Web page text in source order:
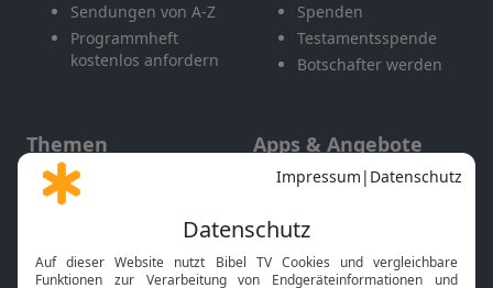
Sendungen von A-Z
Programmheft
kostenlos anfordern
Spenden
Testamentsspende
Botschafter werden
Themen
Gott und Bibel erklärt
Neuigkeiten
Apps & Angebote
Mobile App
Smart TV